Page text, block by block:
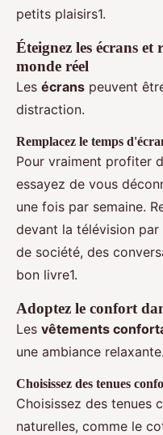
petits plaisirs1.
Éteignez les écrans et
monde réel
Les écrans peuvent
distraction.
Remplacez le temps
Pour vraiment profiter
essayez de vous
une fois par semaine.
devant la télévision
de société, des
bon livre1.
Adoptez le confort
Les vêtements
une ambiance relaxante.
Choisissez des tenues
Choisissez des tenues
naturelles, comme le